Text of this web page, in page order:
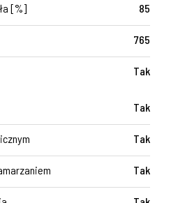
[%] 85
765
Tak
Tak
Tak
Tak